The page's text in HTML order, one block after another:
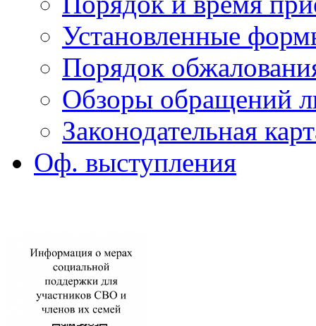
Установленные
Порядок
Обзоры обращений
Законодательная
Оф. выступления